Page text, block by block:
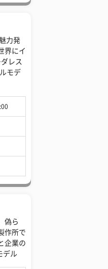
力発
界にイ
レス
モデ
偽ら
作所で
企業の
デル